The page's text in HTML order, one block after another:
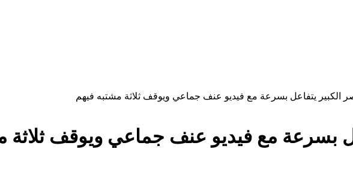
الكبير يتفاعل بسرعة مع فيديو عنف جماعي ويوقف ثلاثة مشتبه فيهم
بسرعة مع فيديو عنف جماعي ويوقف ثلاثة